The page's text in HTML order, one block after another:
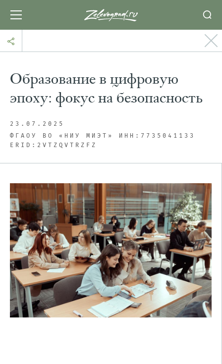
Образование в цифровую
эпоху: фокус на безопасность
23.07.2025
ФГАОУ ВО «НИУ МИЭТ» ИHH:7735041133
ЕRID:2VTZQVTRZFZ